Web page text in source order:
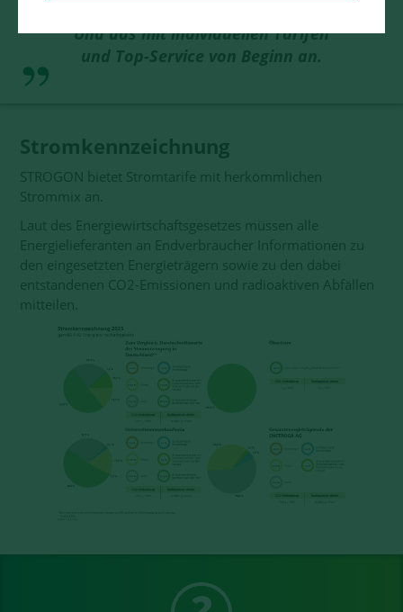
Und das mit individuellen Tarifen
und Top-Service von Beginn an.
Stromkennzeichnung
STROGON bietet Stromtarife mit herkömmlichen
Strommix an.
Laut des Energiewirtschaftsgesetzes müssen alle
Energielieferanten an Endverbraucher Informationen zu
den eingesetzten Energieträgern sowie zu den dabei
entstandenen CO2-Emissionen und radioaktiven Abfällen
mitteilen.